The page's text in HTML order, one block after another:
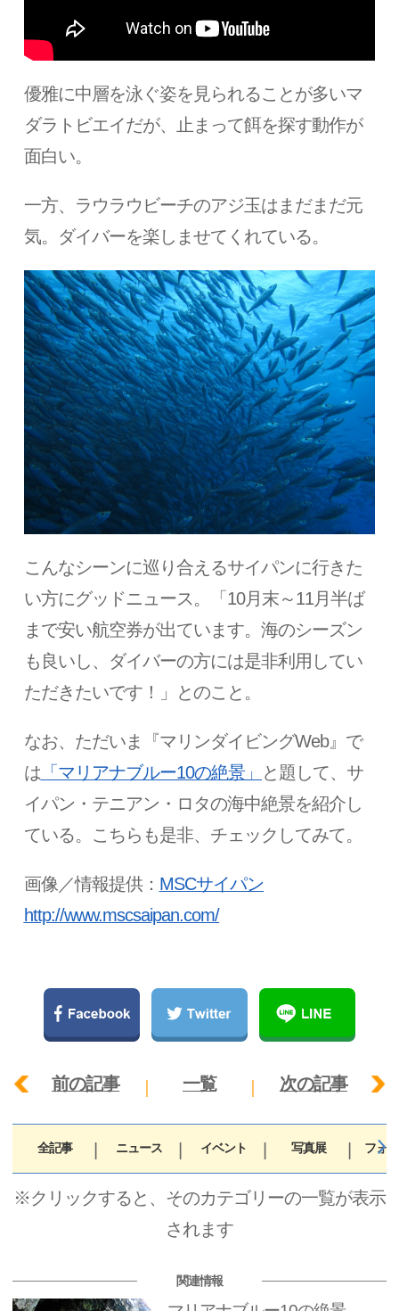
優雅に中層を泳ぐ姿を見られることが多いマ
ダラトビエイだが、止まって餌を探す動作が
面白い。
一方、ラウラウビーチのアジ玉はまだまだ元
気。ダイバーを楽しませてくれている。
こんなシーンに巡り合えるサイパンに行きた
い方にグッドニュース。「10月末～11月半ば
まで安い航空券が出ています。海のシーズン
も良いし、ダイバーの方には是非利用してい
ただきたいです！」とのこと。
なお、ただいま『マリンダイビングWeb』で
は 「マリアナブルー10の絶景」
と題して、サ
イパン・テニアン・ロタの海中絶景を紹介し
ている。こちらも是非、チェックしてみて。
画像／情報提供： MSCサイパン
http://www.mscsaipan.com/
前の記事 一覧 次の記事
全記事 ニュース イベント 写真展 フォ
※クリックすると、そのカテゴリーの一覧が表示
されます
関連情報